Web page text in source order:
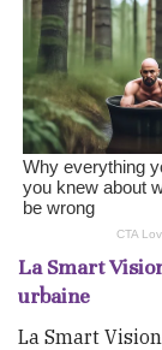
La Smart
urbaine
La Smart